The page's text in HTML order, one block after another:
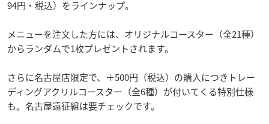
94円・税込）をラインナップ。
メニューを注文した方には、オリジナルコースター（全21種）
からランダムで1枚プレゼントされます。
さらに名古屋店限定で、＋500円（税込）の購入につきトレー
ディングアクリルコースター（全6種）が付いてくる特別仕様
も。名古屋遠征組は要チェックです。